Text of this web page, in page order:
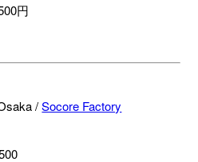
円
/Socore Factory